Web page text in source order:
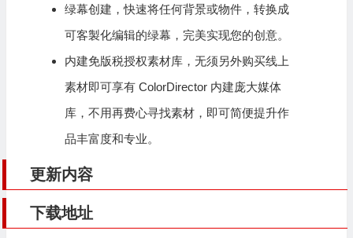
绿幕创建，快速将任何背景或物件，转换成
可客製化编辑的绿幕，完美实现您的创意。
内建免版税授权素材库，无须另外购买线上
素材即可享有 ColorDirector 内建庞大媒体
库，不用再费心寻找素材，即可简便提升作
品丰富度和专业。
更新内容
下载地址